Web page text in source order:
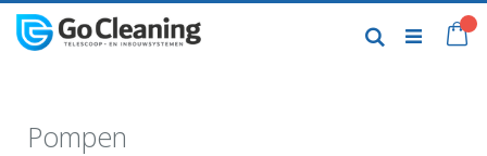
Skip
to
Content
Search
Pompen